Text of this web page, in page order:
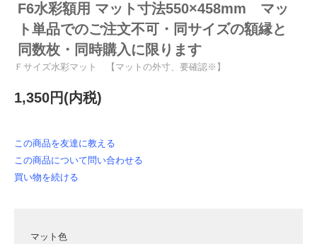
F6水彩額用 マット寸法550×458mm マッ
ト単品でのご注文不可・同サイズの額縁と
同数枚・同時購入に限ります
Ｆサイズ水彩マット 【マットの外寸、要確認※】
1,350円(内税)
この商品を友達に教える
この商品について問い合わせる
買い物を続ける
マット色